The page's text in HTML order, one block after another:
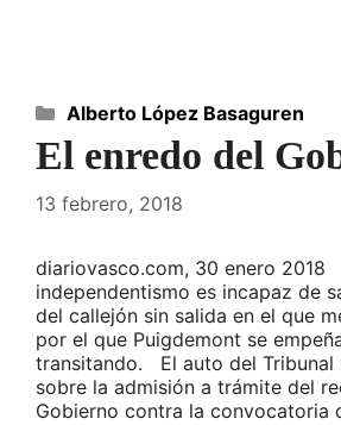
El enredo del
13 febrero, 2018
diariovasco.com, 30 enero 2018
independentismo es incapaz de
del callejón sin salida en el que
por el que Puigdemont se
transitando. El auto del Tribunal
sobre la admisión a trámite del
Gobierno contra la convocatoria
Categorías
Alberto López Basaguren